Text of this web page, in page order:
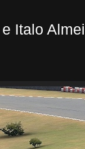
Italo